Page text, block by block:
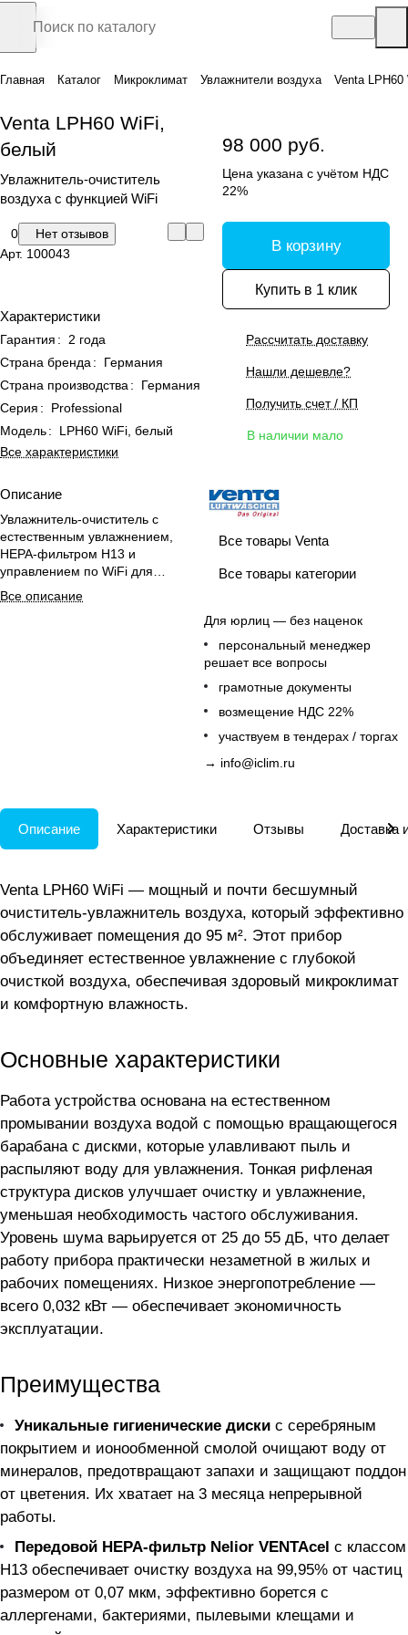
Главная Каталог Микроклимат Увлажнители воздуха Venta
Venta LPH60 WiFi,
белый
Увлажнитель-очиститель
воздуха с функцией WiFi
0
Нет отзывов
Арт. 100043
Характеристики
Гарантия :
2 года
Страна бренда :
Германия
Страна производства :
Германия
Серия :
Professional
Модель:
LPH60 WiFi, белый
Все характеристики
Описание
Увлажнитель-очиститель с
естественным увлажнением,
НЕРА-фильтром H13 и
управлением по WiFi для
комфортного климата в
помещениях до 95 м².
Все описание
98 000 руб.
Цена указана с учётом НДС
22%
В корзину
Купить в 1 клик
Рассчитать доставку
Нашли дешевле?
Получить счет / КП
В наличии мало
Все товары Venta
Все товары категории
Для юрлиц — без наценок
персональный менеджер
решает все вопросы
грамотные документы
возмещение НДС 22%
участвуем в тендерах / торгах
→ info@iclim.ru
Описание Характеристики Отзывы Доставка
Venta LPH60 WiFi — мощный и почти бесшумный
очиститель-увлажнитель воздуха, который эффективно
обслуживает помещения до 95 м². Этот прибор
объединяет естественное увлажнение с глубокой
очисткой воздуха, обеспечивая здоровый микроклимат
и комфортную влажность.
Основные характеристики
Работа устройства основана на естественном
промывании воздуха водой с помощью вращающегося
барабана с дискми, которые улавливают пыль и
распыляют воду для увлажнения. Тонкая рифленая
структура дисков улучшает очистку и увлажнение,
уменьшая необходимость частого обслуживания.
Уровень шума варьируется от 25 до 55 дБ, что делает
работу прибора практически незаметной в жилых и
рабочих помещениях. Низкое энергопотребление —
всего 0,032 кВт — обеспечивает экономичность
эксплуатации.
Преимущества
Уникальные гигиенические диски с серебряным
покрытием и ионообменной смолой очищают воду от
минералов, предотвращают запахи и защищают поддон
от цветения. Их хватает на 3 месяца непрерывной
работы.
Передовой НЕРА-фильтр Nelior VENTAcel с классом
H13 обеспечивает очистку воздуха на 99,95% от частиц
размером от 0,07 мкм, эффективно борется с
аллергенами, бактериями, пылевыми клещами и